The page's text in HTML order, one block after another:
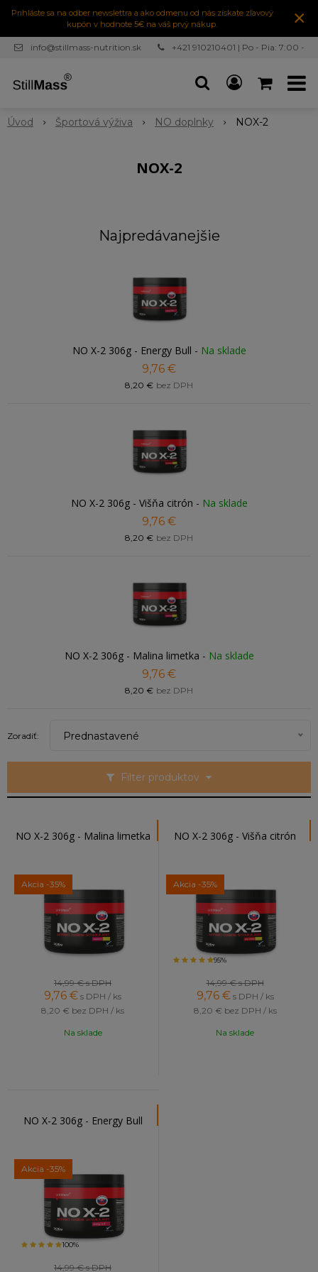
Prihláste sa na odber newslettra a ako odmenu od nás získate zľavový
kupón v hodnote 5€ na váš prvý nákup.
×
info@stillmass-nutrition.sk
+421 910210401 | Po - Pia: 7:00 -
Úvod Športová výživa NO doplnky NOX-2
NOX-2
Najpredávanejšie
NO X-2 306g - Energy Bull - Na sklade
9,76 €
8,20 € bez DPH
NO X-2 306g - Višňa citrón - Na sklade
9,76 €
8,20 € bez DPH
NO X-2 306g - Malina limetka - Na sklade
9,76 €
8,20 € bez DPH
Filter produktov
Zoradiť: Prednastavené
NO X-2 306g - Malina limetka
Akcia -35%
14,99 €s DPH
9,76 € s DPH / ks
8,20 € bez DPH / ks
Na sklade
NO X-2 306g - Višňa citrón
Akcia -35%
95%
14,99 €s DPH
9,76 € s DPH / ks
8,20 € bez DPH / ks
Na sklade
NO X-2 306g - Energy Bull
Akcia -35%
100%
14,99 €s DPH